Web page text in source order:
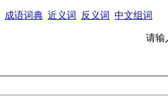
成语词典 近义词 反义词 中文组词
请输